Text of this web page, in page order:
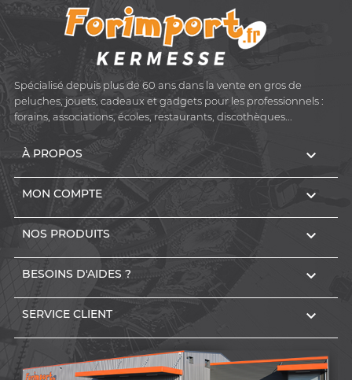
Spécialisé depuis plus de 60 ans dans la vente en gros de
peluches, jouets, cadeaux et gadgets pour les professionnels :
forains, associations, écoles, restaurants, discothèques...
À PROPOS 
MON COMPTE 
NOS PRODUITS 
BESOINS D'AIDES ? 
SERVICE CLIENT 